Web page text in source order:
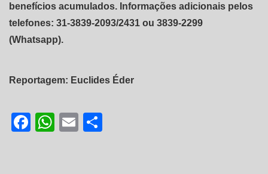
benefícios acumulados. Informações adicionais pelos
telefones: 31-3839-2093/2431 ou 3839-2299
(Whatsapp).
Reportagem: Euclides Éder
Facebook
WhatsApp
Email